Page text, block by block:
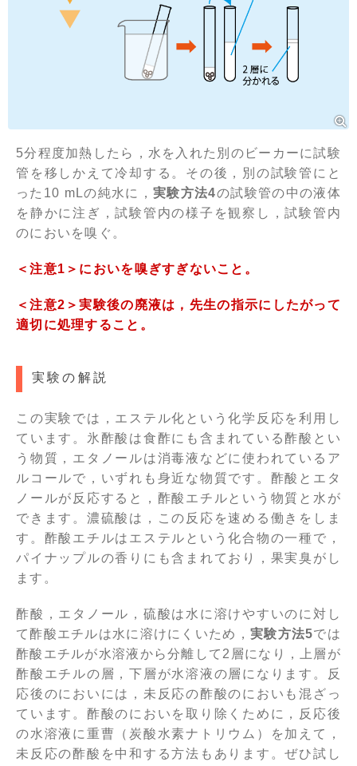
5分程度加熱したら，水を入れた別のビーカーに試験
管を移しかえて冷却する。その後，別の試験管にと
った10 mLの純水に，実験方法4の試験管の中の液体
を静かに注ぎ，試験管内の様子を観察し，試験管内
のにおいを嗅ぐ。
＜注意1＞においを嗅ぎすぎないこと。
＜注意2＞実験後の廃液は，先生の指示にしたがって
適切に処理すること。
実験の解説
この実験では，エステル化という化学反応を利用し
ています。氷酢酸は食酢にも含まれている酢酸とい
う物質，エタノールは消毒液などに使われているア
ルコールで，いずれも身近な物質です。酢酸とエタ
ノールが反応すると，酢酸エチルという物質と水が
できます。濃硫酸は，この反応を速める働きをしま
す。酢酸エチルはエステルという化合物の一種で，
パイナップルの香りにも含まれており，果実臭がし
ます。
酢酸，エタノール，硫酸は水に溶けやすいのに対し
て酢酸エチルは水に溶けにくいため， 実験方法5では
酢酸エチルが水溶液から分離して2層になり，上層が
酢酸エチルの層，下層が水溶液の層になります。反
応後のにおいには，未反応の酢酸のにおいも混ざっ
ています。酢酸のにおいを取り除くために，反応後
の水溶液に重曹（炭酸水素ナトリウム）を加えて，
未反応の酢酸を中和する方法もあります。ぜひ試し